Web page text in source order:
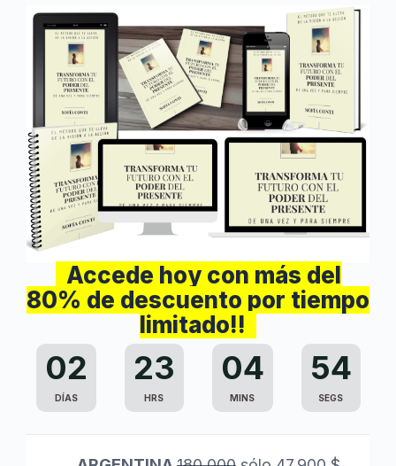
Accede hoy con más del
80% de descuento por tiempo
limitado!!
02
DÍAS
23
HRS
04
MINS
52
SEGS